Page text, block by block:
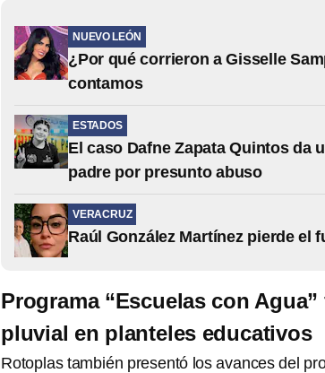
NUEVO LEÓN
¿Por qué corrieron a Gisselle
contamos
ESTADOS
El caso Dafne Zapata Quintos da
padre por presunto abuso
VERACRUZ
Raúl González Martínez pierde el
Programa “Escuelas con
pluvial en planteles educativos
Rotoplas también presentó los avances del